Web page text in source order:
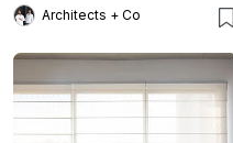
Architects + Co